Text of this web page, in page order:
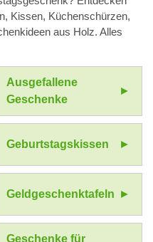
Kissen, Küchenschürzen,
aus Holz. Alles
Ausgefallene
Geschenke
Geburtstagskissen
Geldgeschenktafeln
Geschenke für